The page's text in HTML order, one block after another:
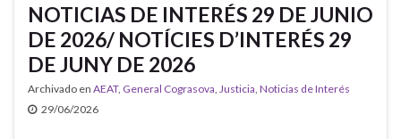
NOTICIAS DE INTERÉS 29 DE JUNIO
DE 2026/ NOTÍCIES D’INTERÉS 29
DE JUNY DE 2026
Archivado en AEAT, General Cograsova Justicia Noticias de Interés
29/06/2026